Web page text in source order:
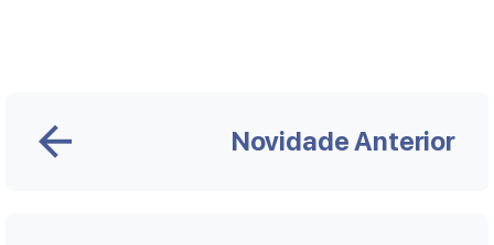
Novidade Anterior